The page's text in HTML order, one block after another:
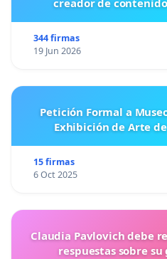
creador de
344 firmas
19 Jun 2026
Petición Formal a
Exhibición de Arte de
15 firmas
6 Oct 2025
Claudia Pavlovich debe
respuestas sobre